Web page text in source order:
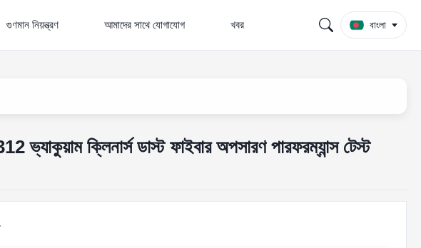
গুণমান নিয়ন্ত্রণ আমাদের সাথে যোগাযোগ খবর বাংলা
ভ্যাকুয়াম ক্লিনার্স ডাস্ট ফাইবার অপসারণ পারফরম্যান্স টেস্ট